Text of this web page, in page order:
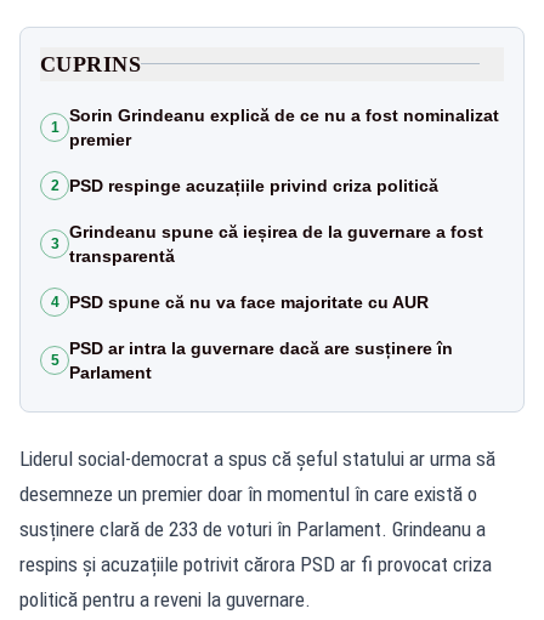
CUPRINS
1
Sorin Grindeanu explică de ce nu a fost nominalizat
premier
2 PSD respinge acuzațiile privind criza politică
3
Grindeanu spune că ieșirea de la guvernare a fost
transparentă
4 PSD spune că nu va face majoritate cu AUR
5
PSD ar intra la guvernare dacă are susținere în
Parlament
Liderul social-democrat a spus că șeful statului ar urma să
desemneze un premier doar în momentul în care există o
susținere clară de 233 de voturi în Parlament. Grindeanu a
respins și acuzațiile potrivit cărora PSD ar fi provocat criza
politică pentru a reveni la guvernare.